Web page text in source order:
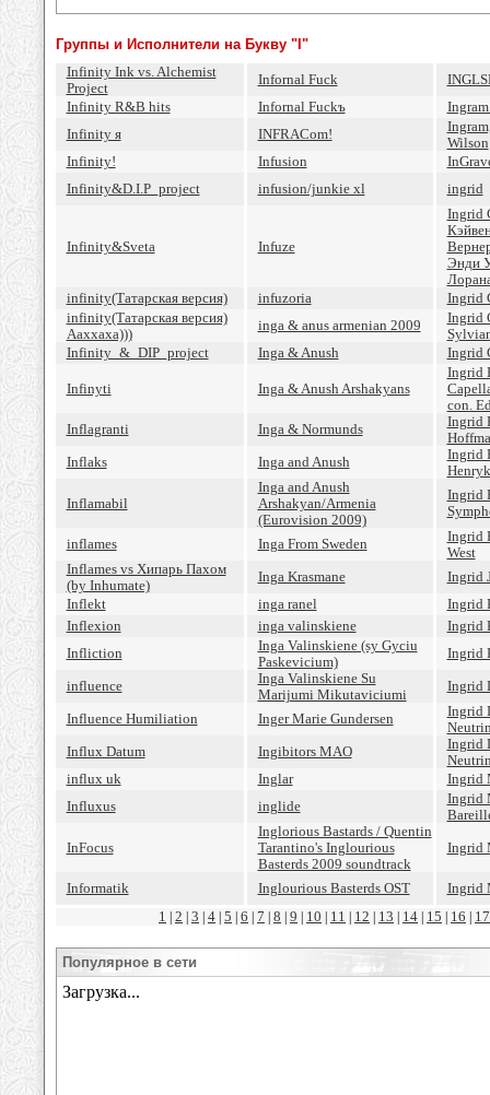
Группы и Исполнители на Букву "I"
Infinity Ink vs. Alchemist
Project
Infornal Fuck
Infinity R&B hits
Infornal Fuckъ
Infinity я
INFRACom!
Wilson
Infinity!
Infusion
Infinity&D.I.P_project
infusion/junkie xl ingrid
Infinity&Sveta Infuze
Ingrid
Энди
infinity(Татарская версия)
infuzoria
Ingrid
infinity(Татарская версия)
Ааххаха)))
inga & anus armenian 2009
Ingrid
Infinity_&_DIP_project
Inga & Anush Ingrid
Infinyti Inga & Anush Arshakyans
Ingrid
con.
Inflagranti
Inga & Normunds
Ingrid
Inflaks
Inga and Anush
Ingrid
Inflamabil
Inga and Anush
Arshakyan/Armenia
(Eurovision 2009)
Ingrid
inflames
Inga From Sweden
Ingrid
West
Inflames vs Хипарь Пахом
(by Inhumate)
Inga Krasmane
Ingrid
Inflekt
inga ranel
Ingrid
Inflexion
inga valinskiene
Ingrid
Infliction
Inga Valinskiene (sy Gyciu
Paskevicium)
Ingrid
influence
Inga Valinskiene Su
Marijumi Mikutaviciumi
Ingrid
Influence Humiliation
Inger Marie Gundersen
Ingrid
Influx Datum
Ingibitors MAO
Ingrid
influx uk
Inglar
Ingrid
Influxus
inglide
Ingrid
InFocus
Inglorious Bastards / Quentin
Tarantino's Inglourious
Basterds 2009 soundtrack
Ingrid
Informatik Inglourious Basterds OST
Ingrid
1 2 3 4 5 6 7 8 9 10 11 12 13 14 15 16 17
Популярное в сети